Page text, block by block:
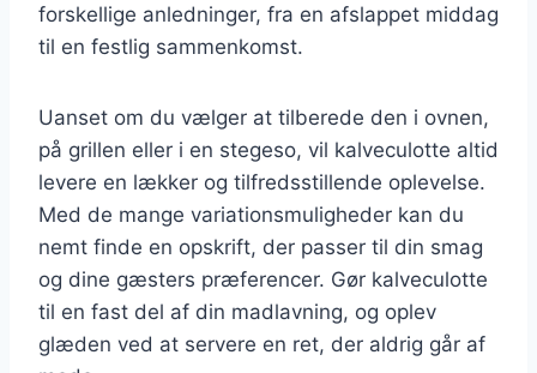
forskellige anledninger, fra en afslappet middag
til en festlig sammenkomst.
Uanset om du vælger at tilberede den i ovnen,
på grillen eller i en stegeso, vil kalveculotte altid
levere en lækker og tilfredsstillende oplevelse.
Med de mange variationsmuligheder kan du
nemt finde en opskrift, der passer til din smag
og dine gæsters præferencer. Gør kalveculotte
til en fast del af din madlavning, og oplev
glæden ved at servere en ret, der aldrig går af